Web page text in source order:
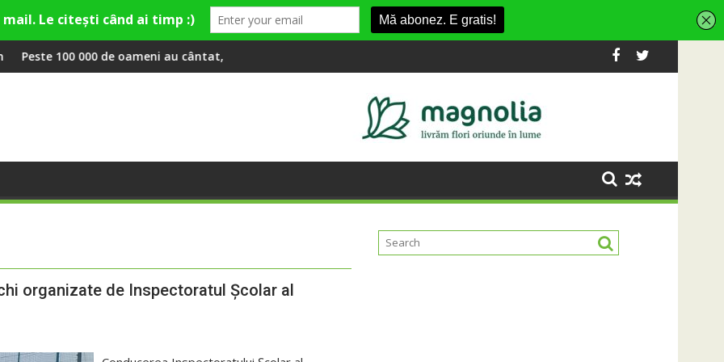
și Theo Rose și comercianți români parteneri, în premieră la Fashion Village
oameni au cântat, la Untold, împreună cu StingRIVUS transformă fosta platformă Carbochim într-un nou centru cultural și de
Când luna devine o întrebare
organizate de Inspectoratul Școlar al